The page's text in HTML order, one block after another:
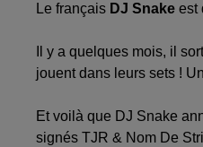
Le français DJ Snake est
Il y a quelques mois, il
jouent dans leurs sets !
Et voilà que DJ Snake
signés TJR & Nom De